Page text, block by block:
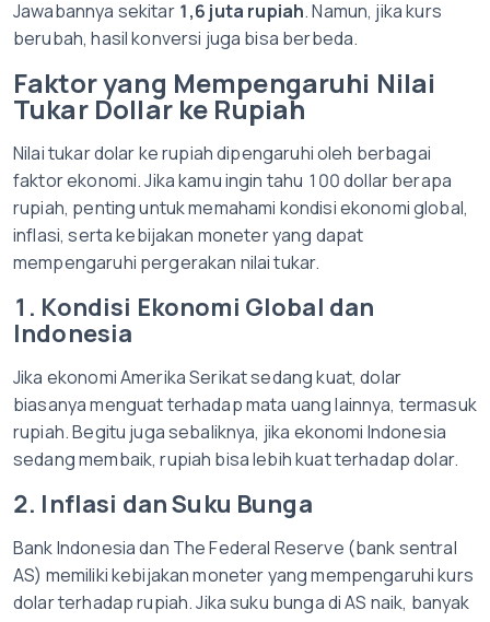
Jawabannya sekitar 1,6 juta rupiah. Namun, jika kurs
berubah, hasil konversi juga bisa berbeda.
Faktor yang Mempengaruhi Nilai
Tukar Dollar ke Rupiah
Nilai tukar dolar ke rupiah dipengaruhi oleh berbagai
faktor ekonomi. Jika kamu ingin tahu 100 dollar berapa
rupiah, penting untuk memahami kondisi ekonomi global,
inflasi, serta kebijakan moneter yang dapat
mempengaruhi pergerakan nilai tukar.
1. Kondisi Ekonomi Global dan
Indonesia
Jika ekonomi Amerika Serikat sedang kuat, dolar
biasanya menguat terhadap mata uang lainnya, termasuk
rupiah. Begitu juga sebaliknya, jika ekonomi Indonesia
sedang membaik, rupiah bisa lebih kuat terhadap dolar.
2. Inflasi dan Suku Bunga
Bank Indonesia dan The Federal Reserve (bank sentral
AS) memiliki kebijakan moneter yang mempengaruhi kurs
dolar terhadap rupiah. Jika suku bunga di AS naik, banyak